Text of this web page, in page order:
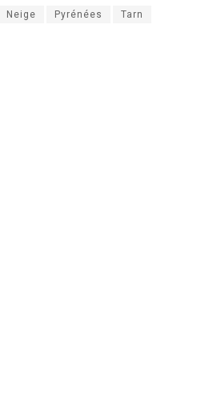
Neige Pyrénées Tarn